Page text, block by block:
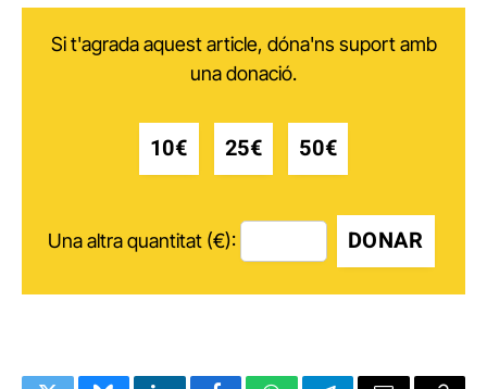
Si t'agrada aquest article, dóna'ns suport amb
una donació.
10€ 25€ 50€
Una altra quantitat (€): DONAR